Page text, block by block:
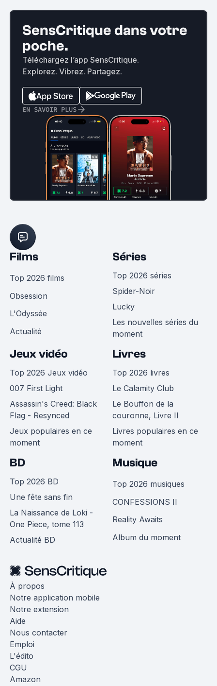
SensCritique dans votre
poche.
Téléchargez l’app SensCritique.
Explorez. Vibrez. Partagez.
EN SAVOIR PLUS
Films
Top 2026 films
Obsession
L'Odyssée
Actualité
Séries
Top 2026 séries
Spider-Noir
Lucky
Les nouvelles séries du
moment
Jeux vidéo
Top 2026 Jeux vidéo
007 First Light
Assassin's Creed: Black
Flag - Resynced
Jeux populaires en ce
moment
Livres
Top 2026 livres
Le Calamity Club
Le Bouffon de la
couronne, Livre II
Livres populaires en ce
moment
BD
Top 2026 BD
Une fête sans fin
La Naissance de Loki -
One Piece, tome 113
Actualité BD
Musique
Top 2026 musiques
CONFESSIONS II
Reality Awaits
Album du moment
À propos
Notre application mobile
Notre extension
Aide
Nous contacter
Emploi
L'édito
CGU
Amazon